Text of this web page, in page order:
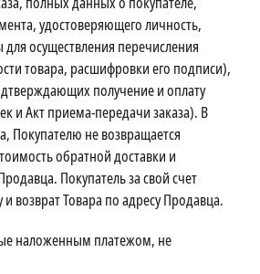
удостоверяющего личность,
осуществления перечисления
товара, расшифровки его подписи),
получение и оплату
и Акт приема-передачи заказа). В
Покупателю не возвращается
обратной доставки и
Покупатель за свой счет
и возврат Товара по адресу Продавца.
наложенным платежом, не